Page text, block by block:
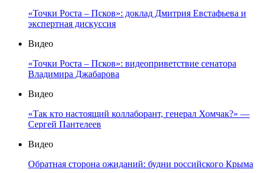
«Точки Роста – Псков»: доклад Дмитрия Евстафьева и
экспертная дискуссия
Видео
«Точки Роста – Псков»: видеоприветствие сенатора
Владимира Джабарова
Видео
«Так кто настоящий коллаборант, генерал Хомчак?» —
Сергей Пантелеев
Видео
Обратная сторона ожиданий: будни российского Крыма